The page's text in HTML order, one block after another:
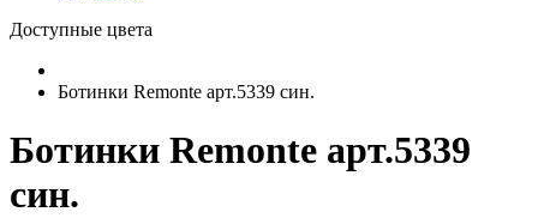
Доступные цвета
Ботинки Remonte арт.5339 син.
Ботинки Remonte арт.5339
син.